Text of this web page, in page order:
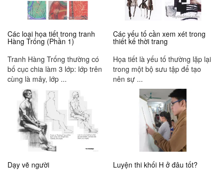
Các loại họa tiết trong tranh
Hàng Trống (Phần 1)
Tranh Hàng Trống thường có
bố cục chia làm 3 lớp: lớp trên
cùng là mây, lớp ...
Các yếu tố cần xem xét trong
thiết kế thời trang
Họa tiết là yếu tố thường lặp lại
trong một bộ sưu tập để tạo
nên sự ...
Dạy vẽ người
Luyện thi khối H ở đâu tốt?